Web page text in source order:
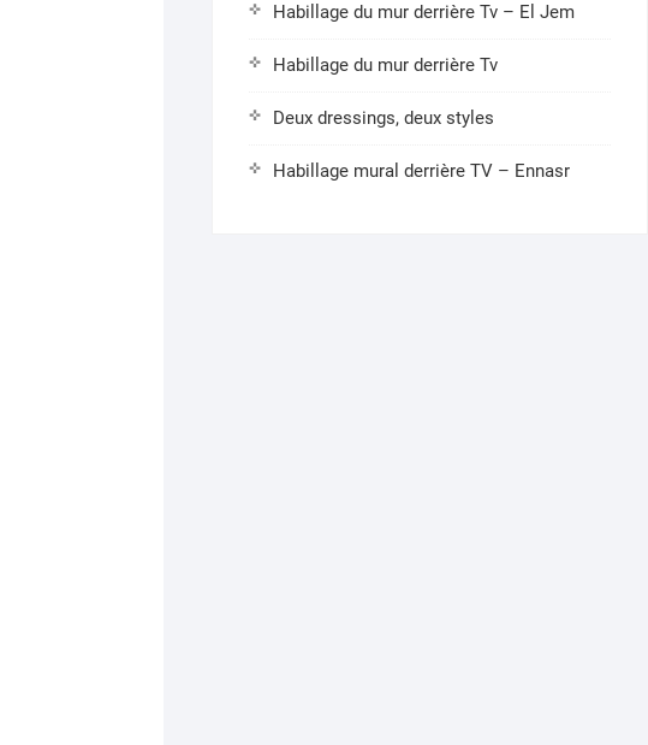
Habillage du mur derrière Tv – El Jem
Habillage du mur derrière Tv
Deux dressings, deux styles
Habillage mural derrière TV – Ennasr